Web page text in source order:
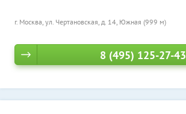
г. Москва, ул. Чертановская, д. 14, Южная (999 м)
8 (495) 125-27-43